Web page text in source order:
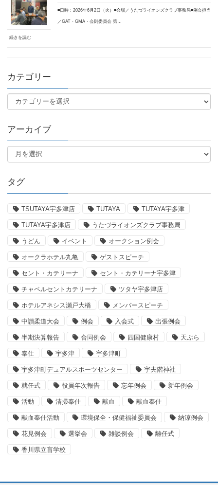
■日時：2026年6月2日（火）■会場／うたづライオンズクラブ事務局■例会担当
／GAT・GMA・会則委員会 第…
続きを読む
カテゴリー
アーカイブ
タグ
TSUTAYA宇多津店 TUTAYA TUTAYA宇多津
TUTAYA宇多津店 うたづライオンズクラブ事務局
うどん イベント オークション例会
オークラホテル丸亀 ゲストスピーチ
セント・カテリーナ セント・カテリーナ宇多津
チャペルセントカテリーナ ツタヤ宇多津店
ホテルアネシス瀬戸大橋 メンバースピーチ
中讃柔道大会 例会 入会式 出張例会
半期決算報告 合同例会 四国健康村 天ぷら
奉仕 宇多津 宇多津町
宇多津町デュアルスポーツセンター 宇夫階神社
就任式 役員年次報告 忘年例会 新年例会
活動 清掃奉仕 献血 献血奉仕
献血奉仕活動 環境保全・保健福祉委員会 納涼例会
花見例会 選挙会 雑談例会 離任式
香川県立盲学校